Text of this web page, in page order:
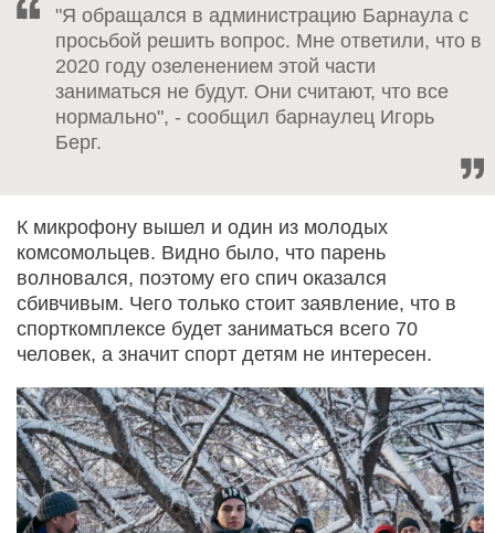
"Я обращался в администрацию Барнаула с
просьбой решить вопрос. Мне ответили, что в
2020 году озеленением этой части
заниматься не будут. Они считают, что все
нормально", - сообщил барнаулец Игорь
Берг.
К микрофону вышел и один из молодых
комсомольцев. Видно было, что парень
волновался, поэтому его спич оказался
сбивчивым. Чего только стоит заявление, что в
спорткомплексе будет заниматься всего 70
человек, а значит спорт детям не интересен.